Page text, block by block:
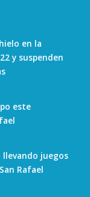
en la
y suspenden
este
juegos
Rafael